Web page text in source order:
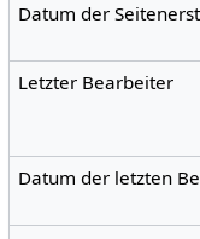
Datum der
Letzter Bearbeiter
Datum der letzten